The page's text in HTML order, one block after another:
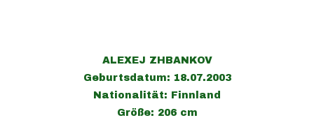
ALEXEJ ZHBANKOV
Geburtsdatum: 18.07.2003
Nationalität: Finnland
Größe: 206 cm